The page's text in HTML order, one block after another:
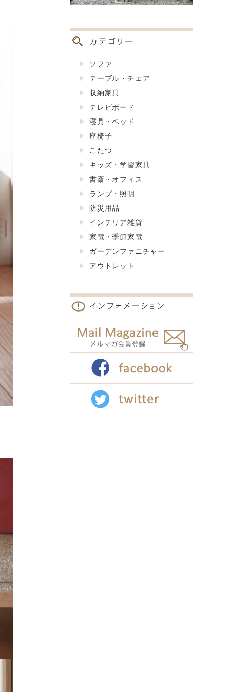
ソファ
テーブル・チェア
収納家具
テレビボード
寝具・ベッド
座椅子
こたつ
キッズ・学習家具
書斎・オフィス
ランプ・照明
防災用品
インテリア雑貨
家電・季節家電
ガーデンファニチャー
アウトレット